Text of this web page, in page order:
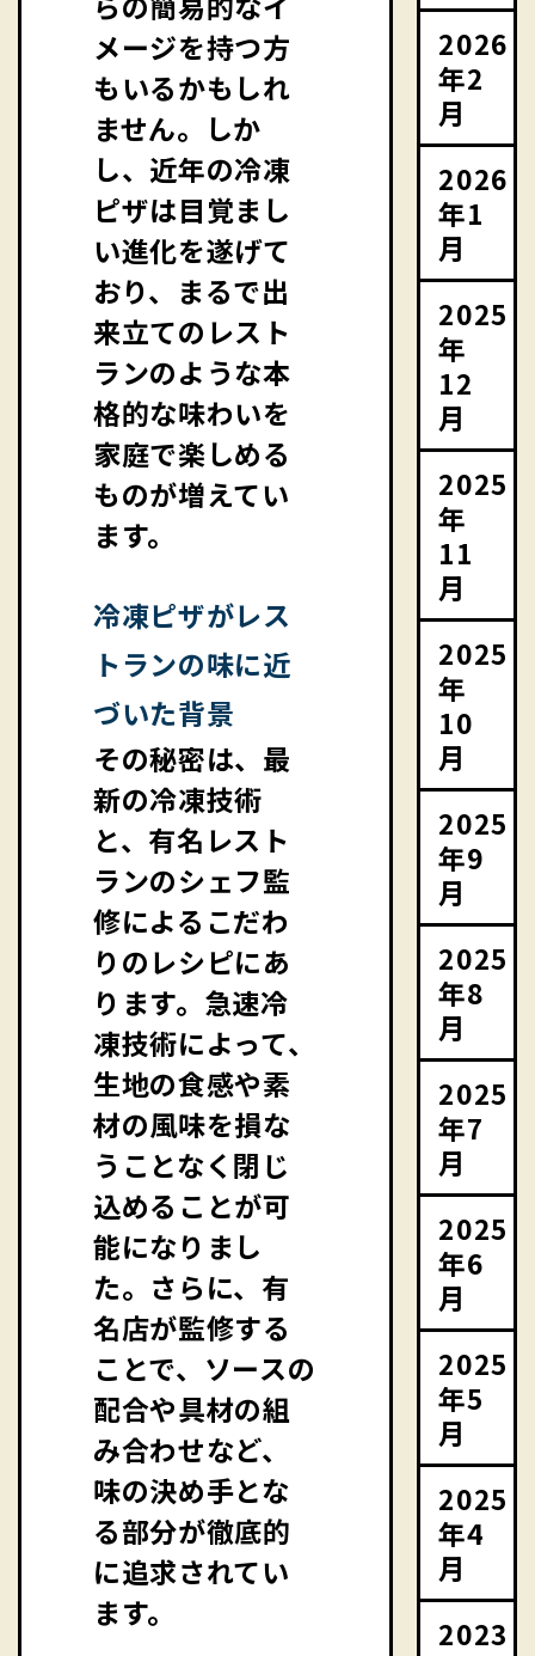
メージを持つ方
もいるかもしれ
ません。しか
し、近年の冷凍
ピザは目覚まし
い進化を遂げて
おり、まるで出
来立てのレスト
ランのような本
格的な味わいを
家庭で楽しめる
ものが増えてい
ます。
冷凍ピザがレス
トランの味に近
づいた背景
その秘密は、最
新の冷凍技術
と、有名レスト
ランのシェフ監
修によるこだわ
りのレシピにあ
ります。急速冷
凍技術によって、
生地の食感や素
材の風味を損な
うことなく閉じ
込めることが可
能になりまし
た。さらに、有
名店が監修する
ことで、ソースの
配合や具材の組
み合わせなど、
味の決め手とな
る部分が徹底的
に追求されてい
ます。
2026
年2
月
2026
年1
月
2025
年
12
月
2025
年
11
月
2025
年
10
月
2025
年9
月
2025
年8
月
2025
年7
月
2025
年6
月
2025
年5
月
2025
年4
月
2023